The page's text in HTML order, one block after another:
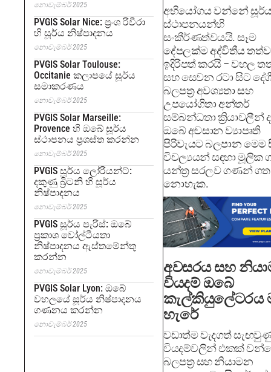
නොවැම්බර් 2025
PVGIS Solar Nice: ප්‍රංශ රිවීරා
හි සූර්ය නිෂ්පාදනය
නොවැම්බර් 2025
PVGIS Solar Toulouse:
Occitanie කලාපයේ සූර්ය
සමාකරණය
නොවැම්බර් 2025
PVGIS Solar Marseille:
Provence හි ඔබේ සූර්ය
ස්ථාපනය ප්‍රශස්ත කරන්න
නොවැම්බර් 2025
PVGIS සූර්ය ලෝරියන්ට්:
දකුණු බ්‍රිටනි හි සූර්ය
නිෂ්පාදනය
නොවැම්බර් 2025
PVGIS සූර්ය පැරිස්: ඔබේ
ප්‍රකාශ වෝල්ටීයතා
නිෂ්පාදනය ඇස්තමේන්තු
කරන්න
නොවැම්බර් 2025
PVGIS Solar Lyon: ඔබේ
වහලයේ සූර්ය නිෂ්පාදනය
ගණනය කරන්න
නොවැම්බර් 2025
අභියෝගය වන්නේ
ස්ථාපනයන්හි
සංකීර්ණත්වයයි. සෑම
දේපලක්ම අද්විතීය
ඉදිරිපත් කරයි – වහල
සහ සෙවන රටා සිට
බලපත්‍ර අවශ්‍යතා සහ
උපයෝගිතා අන්තර්
සම්බන්ධතා ක්‍රියාවලීන්
ඔබේ අවසාන ව්‍යාපෘති
පිරිවැයට බලපාන මෙම
විචල්‍යයන් සඳහා මූලික
යන්ත්‍ර සරලව ගණන් ගත
නොහැක.
අවසරය සහ
වියදම් ඔබේ
කැල්කියුලේටරය
හැරේ
වඩාත්ම වැදගත්
වියදම්වලින් එකක්
බලපත්‍ර සහ නියාමන